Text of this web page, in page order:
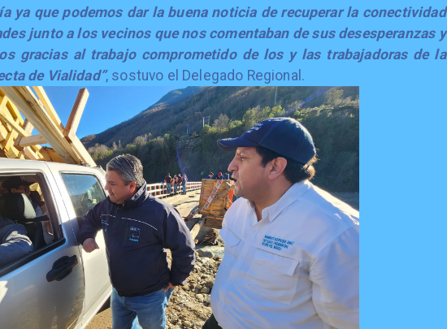
ya que podemos dar la buena noticia de recuperar la conectividad
junto a los vecinos que nos comentaban de sus desesperanzas y
gracias al trabajo comprometido de los y las trabajadoras de la
de Vialidad”, sostuvo el Delegado Regional.